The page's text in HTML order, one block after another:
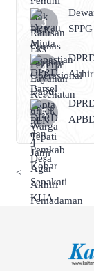
<